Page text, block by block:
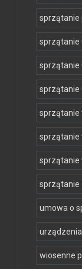
sprzątanie
sprzątanie
sprzątanie
sprzątanie
sprzątanie
sprzątanie
sprzątanie
sprzątanie
umowa o
wiosenne